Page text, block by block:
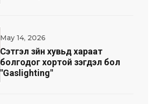
May 14, 2026
Cэтгэл зүйн хувьд хараат
болгодог хортой үзэгдэл бол
"Gaslighting"